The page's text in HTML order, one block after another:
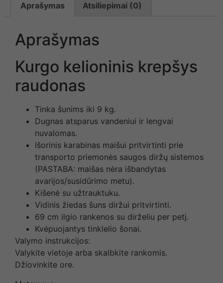
Aprašymas Atsiliepimai (0)
Aprašymas
Kurgo kelioninis krepšys
raudonas
Tinka šunims iki 9 kg.
Dugnas atsparus vandeniui ir lengvai
nuvalomas.
Išorinis karabinas maišui pritvirtinti prie
transporto priemonės saugos diržų sistemos
(PASTABA: maišas nėra išbandytas
avarijos/susidūrimo metu).
Kišenė su užtrauktuku.
Vidinis žiedas šuns diržui pritvirtinti.
69 cm ilgio rankenos su dirželiu per petį.
Kvėpuojantys tinklelio šonai.
Valymo instrukcijos:
Valykite vietoje arba skalbkite rankomis.
Džiovinkite ore.